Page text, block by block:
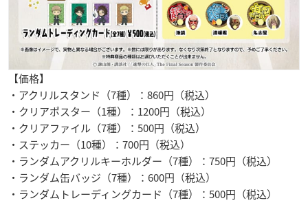
【価格】
・アクリルスタンド（7種）：860円（税込）
・クリアポスター（1種）：1200円（税込）
・クリアファイル（7種）：500円（税込）
・ステッカー（10種）：700円（税込）
・ランダムアクリルキーホルダー（7種）：750円（税込）
・ランダム缶バッジ（7種）：600円（税込）
・ランダムトレーディングカード（7種）：500円（税込）